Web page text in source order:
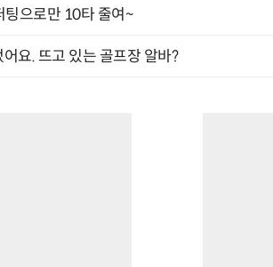
으로만 10타 줄여~
요. 뜨고 있는 골프장 알바?